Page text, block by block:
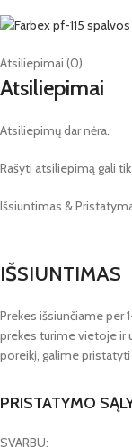
Atsiliepimai (0)
Atsiliepimai
Atsiliepimų dar nėra.
Rašyti atsiliepimą gali
Išsiuntimas &
IŠSIUNTIMAS
Prekes išsiunčiame per
prekes turime vietoje ir
poreikį, galime pristatyti
PRISTATYMO
SVARBU: